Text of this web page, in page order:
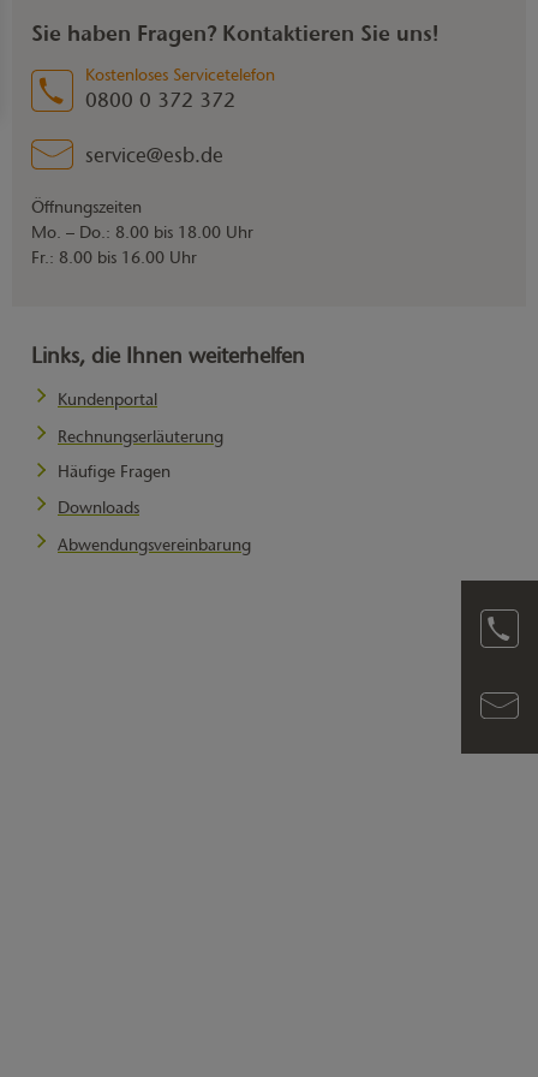
Textform oder telefonisch. Können wir Sie an der neuen
schriftlich. In diesem Fall sind beide Parteien dazu berechtigt,
den Vertrag zum Datum des Umzugs in Textform zu kündigen.
Wird die Heizquelle auf eine andere Erzeugungsart als Erdgas
umgestellt oder soll der Zähler unwiderruflich ausgebaut
werden, ist der Zählerausbau kostenfrei. Lediglich ein
vorübergehender Ausbau wird je nach Aufwand durch den
Sie haben Fragen? Kontaktieren Sie uns!
Kostenloses Servicetelefon
0800 0 372 372
service@esb.de
Öffnungszeiten
Mo. – Do.: 8.00 bis 18.00 Uhr
Fr.: 8.00 bis 16.00 Uhr
Links, die Ihnen weiterhelfen
Kundenportal
Rechnungserläuterung
Häufige Fragen
Downloads
Abwendungsvereinbarung